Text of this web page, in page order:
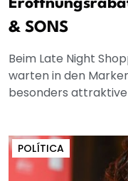
& SONS
Beim Late Night
warten in den
besonders attraktive
POLÍTICA